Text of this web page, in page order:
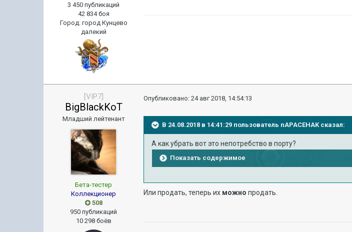
3 450 публикаций
42 834 боя
Город: город Кунцево
далекий
[VIP7]
BigBlackKoT
Младший лейтенант
Бета-тестер
Коллекционер
508
950 публикаций
10 298 боёв
Опубликовано:24 авг 2018, 14:54:13
В 24.08.2018 в 14:41:29 пользователь nAPACEHAK сказал:
А как убрать вот это непотребство в порту?
Показать содержимое
Или продать, теперь их можно продать.